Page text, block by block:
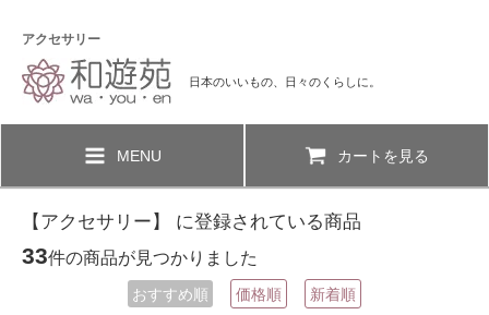
アクセサリー
日本のいいもの、日々のくらしに。
MENU カートを見る
【アクセサリー】 に登録されている商品
33件の商品が見つかりました
おすすめ順 価格順 新着順